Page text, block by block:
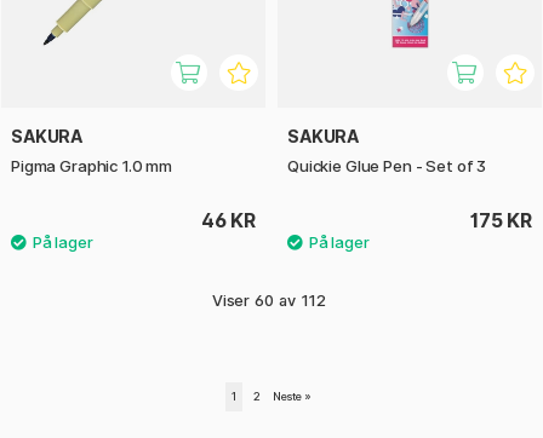
SAKURA
Pigma Graphic 1.0 mm
46 KR
SAKURA
Quickie Glue Pen - Set of 3
175 KR
Viser 60 av 112
1 2 Neste »